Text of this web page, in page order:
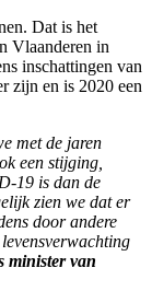
Dat is het
Vlaanderen in
inschattingen van
zijn en is 2020 een
met de jaren
een stijging,
19 is dan de
zien we dat er
door andere
minister van